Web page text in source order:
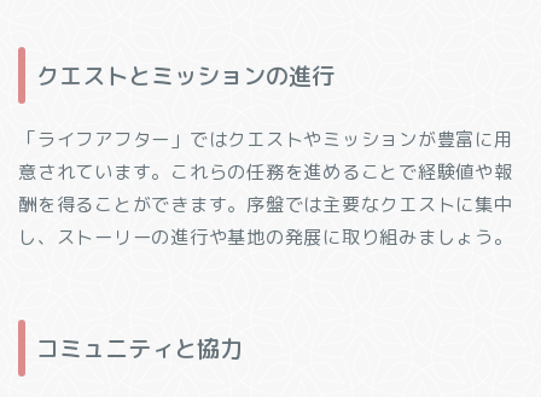
クエストとミッションの進行
「ライフアフター」ではクエストやミッションが豊富に用
意されています。これらの任務を進めることで経験値や報
酬を得ることができます。序盤では主要なクエストに集中
し、ストーリーの進行や基地の発展に取り組みましょう。
コミュニティと協力